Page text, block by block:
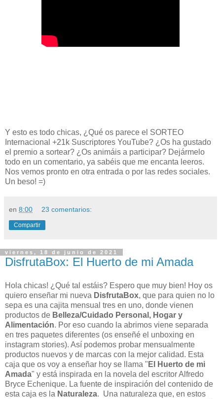
Y esto es todo chicas, ¿Qué os parece el SORTEO
Internacional +21k Suscriptores YouTube? ¿Os ha gustado
el premio a sortear? ¿Os animáis a participar? Dejármelo
todo en un comentario, ya sabéis que me encanta leeros.
Nos vemos pronto en otra entrada o por las redes sociales.
Un beso! =)
en 8:00 23 comentarios:
Compartir
viernes, 18 de junio de 2021
DisfrutaBox: El Huerto de mi Amada
Hola chicas! ¿Qué tal estáis? Espero que muy bien! Hoy os
quiero enseñar mi nueva DisfrutaBox, que para quien no lo
sepa es una cajita mensual tres en uno, donde vienen
productos de Belleza/Cuidado Personal, Hogar y
Alimentación. Por eso cuando la abrimos viene separada
en tres paquetes diferentes (os enseñé el unboxing en
instagram stories). Así podemos probar mensualmente
productos nuevos y de marcas con la mejor calidad. Esta
caja que os voy a enseñar hoy se llama " El Huerto de mi
Amada" y está inspirada en la novela del escritor Alfredo
Bryce Echenique. La fuente de inspiración del contenido de
esta caja es la Naturaleza. Una naturaleza que, en estos